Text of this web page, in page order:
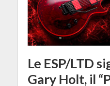
Le ESP/LTD
Gary Holt, il